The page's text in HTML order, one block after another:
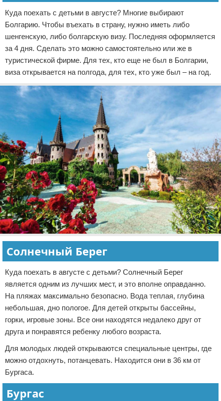
Куда поехать с детьми в августе? Многие выбирают
Болгарию. Чтобы въехать в страну, нужно иметь либо
шенгенскую, либо болгарскую визу. Последняя оформляется
за 4 дня. Сделать это можно самостоятельно или же в
туристической фирме. Для тех, кто еще не был в Болгарии,
виза открывается на полгода, для тех, кто уже был – на год.
Солнечный Берег
Куда поехать в августе с детьми? Солнечный Берег
является одним из лучших мест, и это вполне оправданно.
На пляжах максимально безопасно. Вода теплая, глубина
небольшая, дно пологое. Для детей открыты бассейны,
горки, игровые зоны. Все они находятся недалеко друг от
друга и понравятся ребенку любого возраста.
Для молодых людей открываются специальные центры, где
можно отдохнуть, потанцевать. Находится они в 36 км от
Бургаса.
Бургас